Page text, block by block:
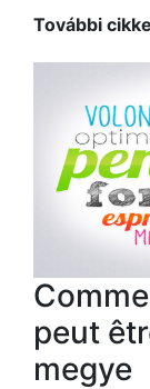
További
peut
megye